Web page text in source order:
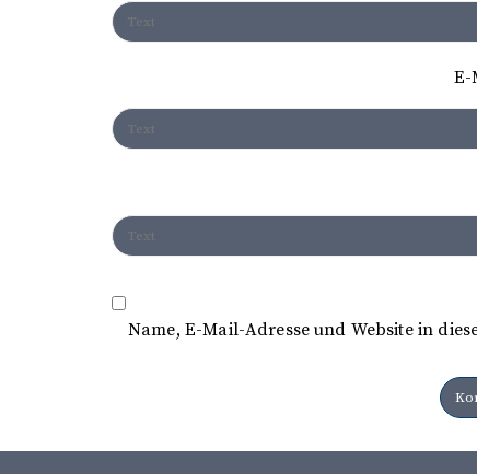
a
o
E-
Name, E-Mail-Adresse und Website in